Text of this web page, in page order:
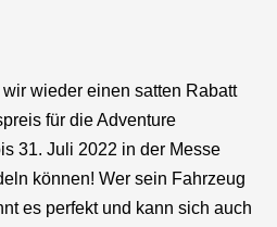
wieder einen satten Rabatt
für die Adventure
31. Juli 2022 in der Messe
können! Wer sein Fahrzeug
es perfekt und kann sich auch